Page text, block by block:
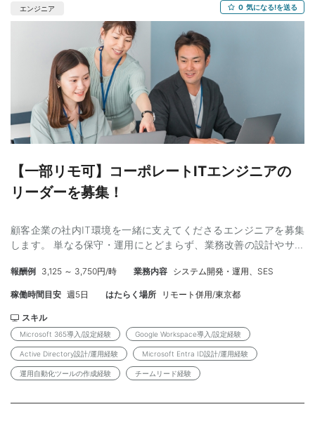
ル】 ・iOSアーキテクチャ設計・技術選定の主導経験 ・Kotlinや
Flutterでのアプリ開発、バックエンド開発経験 ・テックリード、
チームビルド、プロセス改善の経験 ・チームの技術方針・コーデ
ィング規約の策定・推進経験 ・開発生産性やコード品質向上に向
けた継続的な改善の実践 ・CI/CDパイプラインの構築・運用経験
（Bitrise, GitHub Actions等） ・パフォーマンス最適化・負荷対策
の実装経験 ・ECアプリ・ゲーム要素を含むアプリの開発経験 ・バ
ックエンドAPI設計（gRPC/Protocol Buffers等）との連携経験 ・
LLM・AIツールを活用した開発業務の効率化経験 【オススメポイ
ント】 ・モバイルアーキテクチャを自分の手で設計できる ・AI
ャルという複雑なドメインで技術を磨ける 【月収】 650,000円〜
780,000円 ※交通費支給 【勤務条件】 ・雇用形態 ：業務委託
※弊社と雇用契約を結び、弊社クライアント先での
想定） ・勤務時間 ：9:30～18:30 休憩1h ※フレックスタイム
制【コアタイム】11:00〜15:00 ・勤務曜日 ：月～金（週5稼働）
宮前＜原宿＞駅 ※リモートワーク可能。出社頻度→週1日の出社
↓ クライアントとの面談 （案件番号：JN00509768）
の製造マスタのデータ移行対応 ・販売～購買・MRPを含む横断的
な業務要件の整理・推進 ・海外メンバーとの英語による要件調
整・各種ミーティングへの参加 ・プロジェクト推進に向けた課題
抽出と解決策の提案 など 【必須条件】 ・SAP S4 /HANA PP領
域における導入・運用の経験 ・他ERPからSAPへのデータ移行プ
ロジェクト経験（特にBOM/レシピ等データ移行） ・製造業にお
ける販売・購買・MRPを含む業務プロセスの理解 ・英語で海外メ
ンバーと円滑にコミュニケーションが取れる方（日英バイリンガ
ルレベル） 【歓迎条件】 ・SAP PP領域におけるFit&Gap、要件定
義、設計経験 ・SAP S/4HANA導入プロジェクト経験 ・グローバ
モートでご参画いただけます。 ・グローバル規模のSAP移行プロ
ジェクトに上流から関与できるため、PP領域の深い専門性に加え
グローバルプロジェクトマネジメントの経験を積むことができま
【勤務条件】 ・雇用形態 ：業務委託 ※弊社と雇
用契約を結び、弊社クライアント先での勤務となります。 ・契約
9:30～18:30 休憩1h ・勤務曜日 ：月～金（週5稼働） ・勤務
地 ：東京都港区 ・最寄り駅 ：各線 品川駅 ※フルリモート
社担当者との面談 ↓ クライアントとの面談 （案件番号：
JN00509578）
エンジニア 0 気になる!を送る
【一部リモ可】コーポレートITエンジニアの
リーダーを募集！
顧客企業の社内IT環境を一緒に支えてくださるエンジニアを募集
します。 単なる保守・運用にとどまらず、業務改善の設計やサー
ン、課題解決に貢献いただける方を歓迎します。 ・サービスの導
入構築・運用・改善をリード ・メンバーへの作業指示・進捗管
IT領域全般の高度化、改善（構築・運用・自動化など） ・コラボ
レーション基盤の導入管理 ・ID認証基盤の導入管理 ・セキュリテ
ィ基盤の導入管理 ・PC等クライアント管理、アプリケーション更
新管理 ・各種ツール開発 ・社内ユーザサポート 【コミュニケーシ
ョン】 弊社内：日次／週次の進捗共有、チャットでの随時連絡 弊
ール：Microsoft Teams、メール 【必須要件】 ・Microsoft 365ま
報酬例 3,125 ～ 3,750円/時 業務内容 システム開発・運用、SES
稼働時間目安 週5日 はたらく場所 リモート併用/東京都
スキル
Microsoft 365導入/設定経験 Google Workspace導入/設定経験
Active Directory設計/運用経験 Microsoft Entra ID設計/運用経験
運用自動化ツールの作成経験 チームリード経験